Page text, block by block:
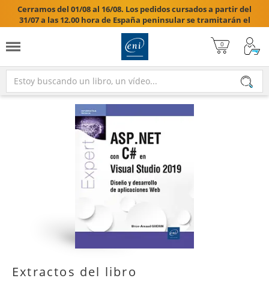
Cerramos del 01/08 al 16/08. Los pedidos cursados a partir del
31/07 a las 12.00 hora de España peninsular se tramitarán el
17/08/2026.

Extractos del libro